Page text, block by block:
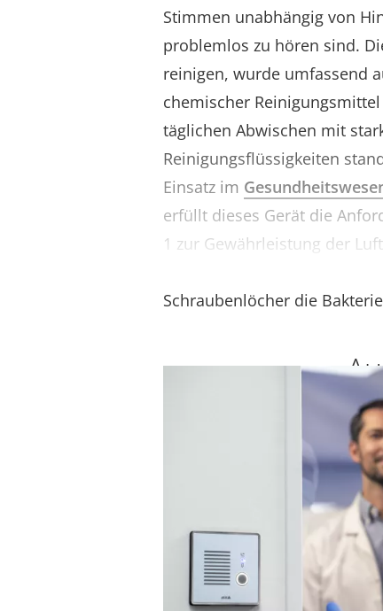
Stimmen unabhängig von
problemlos zu hören sind.
reinigen, wurde umfassend
chemischer
täglichen Abwischen mit
Reinigungsflüssigkeiten
Einsatz im
erfüllt dieses Gerät die
1 zur Gewährleistung der
Schraubenlöcher die